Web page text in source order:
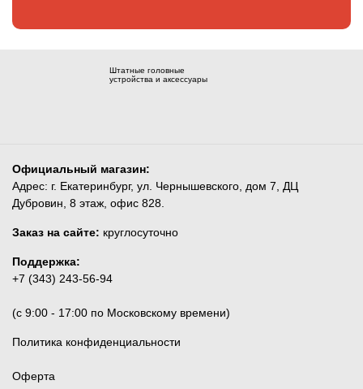
Штатные головные
устройства и аксессуары
Официальный магазин:
Адрес: г. Екатеринбург, ул. Чернышевского, дом 7, ДЦ
Дубровин, 8 этаж, офис 828.
Заказ на сайте: круглосуточно
Поддержка:
+7 (343) 243-56-94
(c 9:00 - 17:00 по Московскому времени)
Политика конфиденциальности
Оферта